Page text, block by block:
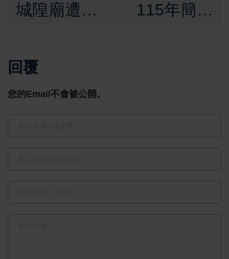
城隍廟遭不
施 民政局呼
籲社會大眾
115年簡任
回覆
您的Email不會被公開。